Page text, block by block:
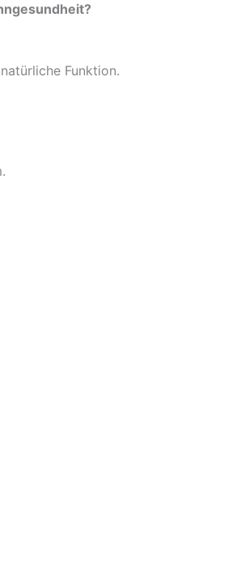
Funktion.